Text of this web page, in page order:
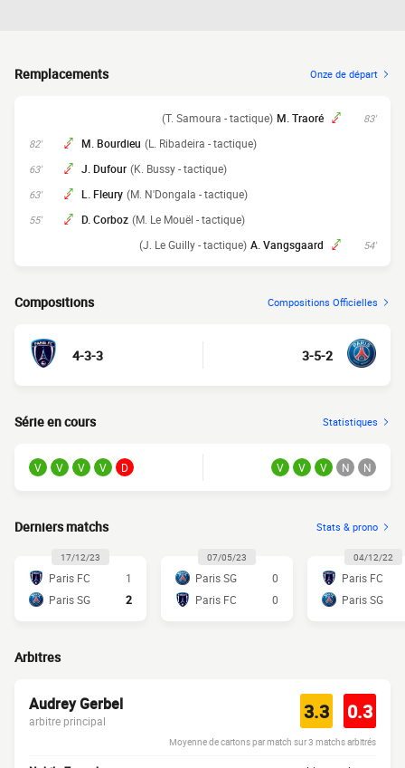
Remplacements Onze de départ
83'
M. Traoré
(T. Samoura - tactique)
82' M. Bourdieu (L. Ribadeira - tactique)
63' J. Dufour (K. Bussy - tactique)
63' L. Fleury (M. N'Dongala - tactique)
55' D. Corboz (M. Le Mouël - tactique)
54'
A. Vangsgaard
(J. Le Guilly - tactique)
Compositions Compositions Officielles
4-3-3 3-5-2
Série en cours Statistiques
V V V V D V V V N N
Derniers matchs Stats & prono
17/12/23
Paris FC
1
Paris SG
2
07/05/23
Paris SG
0
Paris FC
0
04/12/22
Paris FC
Paris SG
Arbitres
Audrey Gerbel
arbitre principal 3.3 0.3
Moyenne de cartons par match sur 3 matchs arbitrés